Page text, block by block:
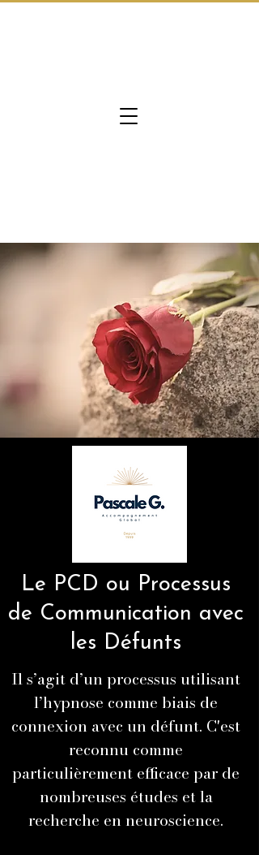
Le PCD ou Processus
de Communication avec
les Défunts
Il s’agit d’un processus utilisant
l’hypnose comme biais de
connexion avec un défunt. C'est
reconnu comme
particulièrement efficace par de
nombreuses études et la
recherche en neuroscience.